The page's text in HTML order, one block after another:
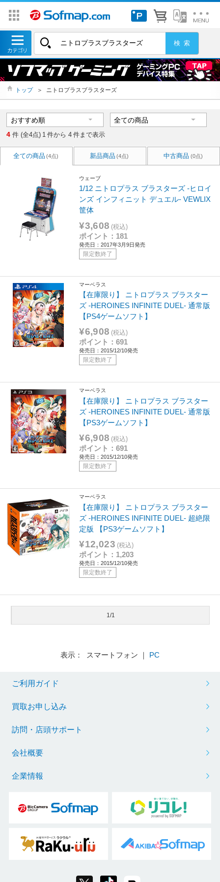
トップ ＞ ニトロプラスブラスターズ
4 件 (全4点) 1 件から 4 件まで表示
全ての商品 (4点) 新品商品 (4点) 中古商品 (0点)
ウェーブ
1/12 ニトロプラス ブラスターズ ‐ヒロイ
ンズ インフィニット デュエル- VEWLIX
筐体
¥3,608 (税込)
ポイント：181
発売日：2017年3月9日発売
限定数終了
マーベラス
【在庫限り】 ニトロプラス ブラスター
ズ ‐HEROINES INFINITE DUEL- 通常版
【PS4ゲームソフト】
¥6,908 (税込)
ポイント：691
発売日：2015/12/10発売
限定数終了
マーベラス
【在庫限り】 ニトロプラス ブラスター
ズ ‐HEROINES INFINITE DUEL- 通常版
【PS3ゲームソフト】
¥6,908 (税込)
ポイント：691
発売日：2015/12/10発売
限定数終了
マーベラス
【在庫限り】 ニトロプラス ブラスター
ズ ‐HEROINES INFINITE DUEL- 超絶限
定版 【PS3ゲームソフト】
¥12,023 (税込)
ポイント：1,203
発売日：2015/12/10発売
限定数終了
1/1
表示： スマートフォン ｜ PC
ご利用ガイド
買取お申し込み
訪問・店頭サポート
会社概要
企業情報